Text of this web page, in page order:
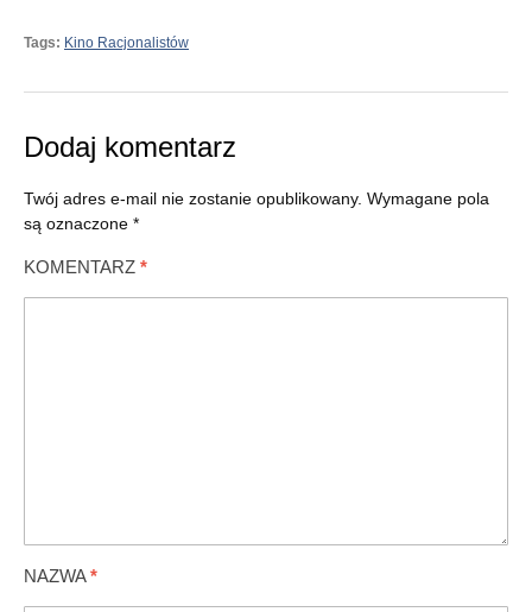
Tags: Kino Racjonalistów
Dodaj komentarz
Twój adres e-mail nie zostanie opublikowany. Wymagane pola
są oznaczone *
KOMENTARZ *
NAZWA*